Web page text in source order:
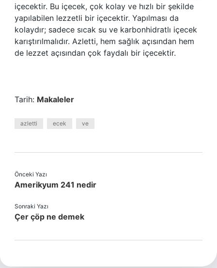
içecektir. Bu içecek, çok kolay ve hızlı bir şekilde
yapılabilen lezzetli bir içecektir. Yapılması da
kolaydır; sadece sıcak su ve karbonhidratlı içecek
karıştırılmalıdır. Azletti, hem sağlık açısından hem
de lezzet açısından çok faydalı bir içecektir.
Tarih: Makaleler
azletti ecek ve
Önceki Yazı
Amerikyum 241 nedir
Sonraki Yazı
Çer çöp ne demek